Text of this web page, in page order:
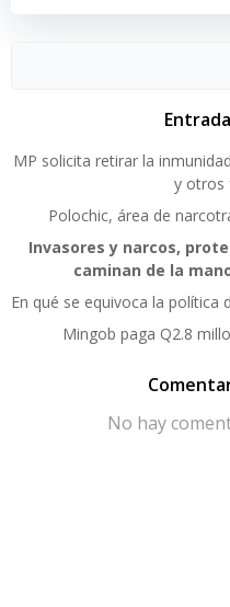
MP solicita retirar la
y otros
Polochic, área de
Invasores y narcos,
caminan de la
En qué se equivoca la política
Mingob paga Q2.8
No hay